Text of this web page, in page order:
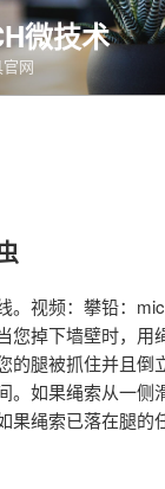
微技术
网
。视频：攀铅：
您掉下墙壁时，用
的腿被抓住并且倒
。如果绳索从一侧
果绳索已落在腿的